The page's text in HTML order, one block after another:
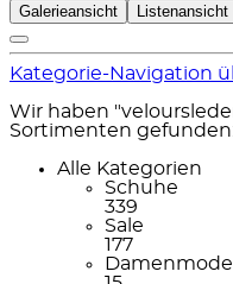
Galerieansicht Listenansicht
Kategorie-Navigation
Wir haben
Sortimenten
Alle Kategorien
Schuhe
339
Sale
177
Damenmode